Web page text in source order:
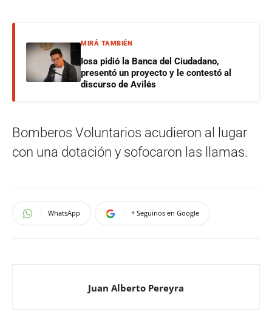
MIRÁ TAMBIÉN
Iosa pidió la Banca del Ciudadano,
presentó un proyecto y le contestó al
discurso de Avilés
Bomberos Voluntarios acudieron al lugar
con una dotación y sofocaron las llamas.
WhatsApp + Seguinos en Google
Juan Alberto Pereyra